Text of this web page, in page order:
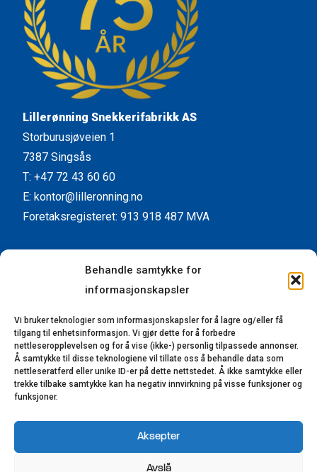
Behandle samtykke for
informasjonskapsler
Vi bruker teknologier som informasjonskapsler for å lagre og/eller få
tilgang til enhetsinformasjon. Vi gjør dette for å forbedre
nettleseropplevelsen og for å vise (ikke-) personlig tilpassede annonser.
Å samtykke til disse teknologiene vil tillate oss å behandle data som
nettleseratferd eller unike ID-er på dette nettstedet. Å ikke samtykke eller
trekke tilbake samtykke kan ha negativ innvirkning på visse funksjoner og
funksjoner.
Aksepter
Avslå
Lillerønning Snekkerifabrikk AS
Storburusjøveien 1
7387 Singsås
T: +47 72 43 60 60
E: kontor@lilleronning.no
Foretaksregisteret: 913 918 487 MVA
Facebook
Instagram
YouTube
LinkedIn
Kontaktinformasjon
Forhandlere
Reklamasjon
Bærekraft
Åpenhetsloven